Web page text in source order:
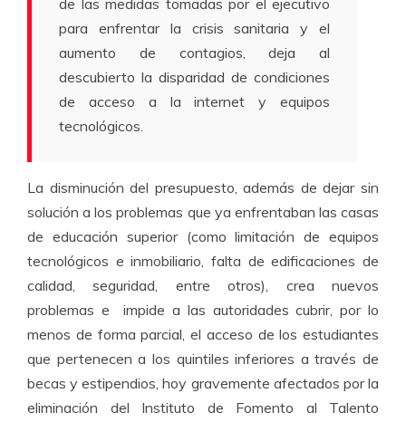
de las medidas tomadas por el ejecutivo
para enfrentar la crisis sanitaria y el
aumento de contagios, deja al
descubierto la disparidad de condiciones
de acceso a la internet y equipos
tecnológicos.
La disminución del presupuesto, además de dejar sin
solución a los problemas que ya enfrentaban las casas
de educación superior (como limitación de equipos
tecnológicos e inmobiliario, falta de edificaciones de
calidad, seguridad, entre otros), crea nuevos
problemas e impide a las autoridades cubrir, por lo
menos de forma parcial, el acceso de los estudiantes
que pertenecen a los quintiles inferiores a través de
becas y estipendios, hoy gravemente afectados por la
eliminación del Instituto de Fomento al Talento